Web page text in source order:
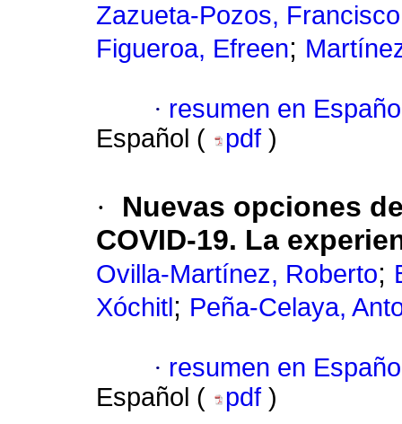
Zazueta-Pozos, Francisco
Figueroa, Efreen;
· resumen en
Español (
pdf )
·
Nuevas opciones
COVID-19. La
Ovilla-Martínez, Roberto;
Xóchitl ; Peña-Celaya,
· resumen en
Español (
pdf )